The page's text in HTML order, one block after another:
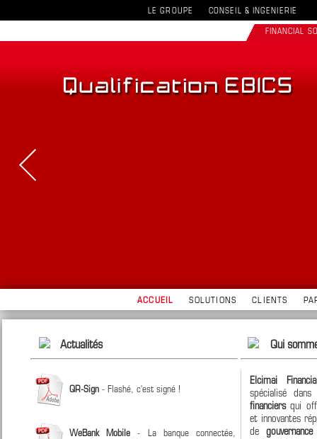
LE GROUPE CONSEIL & INGENIERIE
FINANCIAL
ACCUEIL SOLUTIONS CLIENTS
Actualités
QR-Sign - Flashé, c'est signé !
WeBank Mobile- La banque connectée,
Qui
Elcimai
spécialisé
financiersqui
et innovantes
de